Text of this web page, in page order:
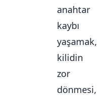
anahtar
kaybı
yaşamak,
kilidin
zor
dönmesi,